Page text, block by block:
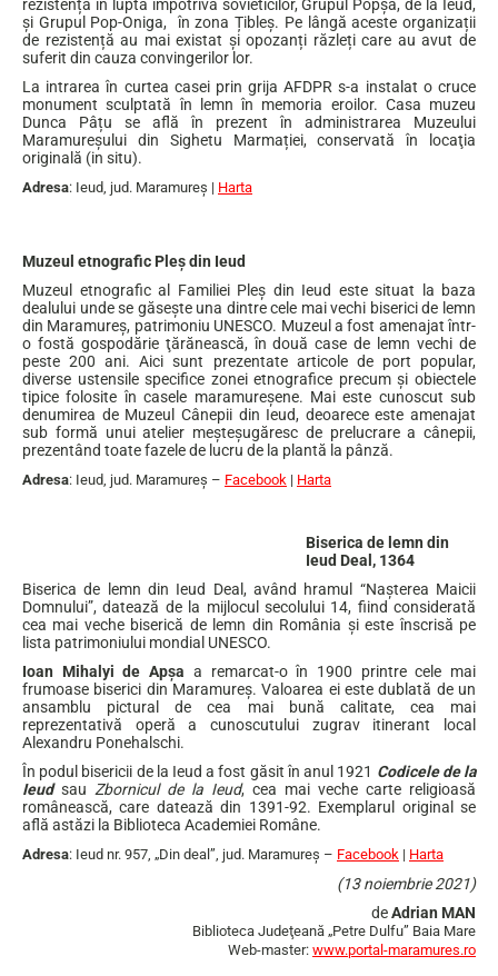
rezistență în lupta împotriva sovieticilor, Grupul Popșa, de la Ieud,
și Grupul Pop-Oniga, în zona Țibleș. Pe lângă aceste organizații
de rezistență au mai existat și opozanți răzleți care au avut de
suferit din cauza convingerilor lor.
La intrarea în curtea casei prin grija AFDPR s-a instalat o cruce
monument sculptată în lemn în memoria eroilor. Casa muzeu
Dunca Pâțu se află în prezent în administrarea Muzeului
Maramureșului din Sighetu Marmației, conservată în locaţia
originală (in situ).
Adresa: Ieud, jud. Maramureş | Harta
Muzeul etnografic Pleș din Ieud
Muzeul etnografic al Familiei Pleș din Ieud este situat la baza
dealului unde se găsește una dintre cele mai vechi biserici de lemn
din Maramureș, patrimoniu UNESCO. Muzeul a fost amenajat într-
o fostă gospodărie ţărănească, în două case de lemn vechi de
peste 200 ani. Aici sunt prezentate articole de port popular,
diverse ustensile specifice zonei etnografice precum şi obiectele
tipice folosite în casele maramureşene. Mai este cunoscut sub
denumirea de Muzeul Cânepii din Ieud, deoarece este amenajat
sub formă unui atelier meșteșugăresc de prelucrare a cânepii,
prezentând toate fazele de lucru de la plantă la pânză.
Adresa: Ieud, jud. Maramureş – Facebook | Harta
Biserica de lemn din
Ieud Deal, 1364
Biserica de lemn din Ieud Deal, având hramul “Nașterea Maicii
Domnului”, datează de la mijlocul secolului 14, fiind considerată
cea mai veche biserică de lemn din România și este înscrisă pe
lista patrimoniului mondial UNESCO.
Ioan Mihalyi de Apșa a remarcat-o în 1900 printre cele mai
frumoase biserici din Maramureș. Valoarea ei este dublată de un
ansamblu pictural de cea mai bună calitate, cea mai
reprezentativă operă a cunoscutului zugrav itinerant local
Alexandru Ponehalschi.
În podul bisericii de la Ieud a fost găsit în anul 1921 Codicele de la
Ieudsau Zbornicul de la Ieud, cea mai veche carte religioasă
românească, care datează din 1391-92. Exemplarul original se
află astăzi la Biblioteca Academiei Române.
Adresa: Ieud nr. 957, „Din deal”, jud. Maramureş – Facebook | Harta
(13 noiembrie 2021)
deAdrian MAN
Biblioteca Judeţeană „Petre Dulfu” Baia Mare
Web-master: www.portal-maramures.ro